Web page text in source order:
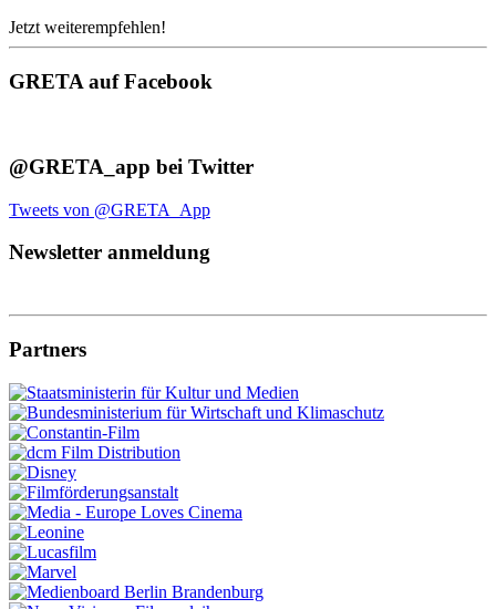
Jetzt weiterempfehlen!
GRETA auf Facebook
@GRETA_app bei Twitter
Tweets von @GRETA_App
Newsletter anmeldung
Partners